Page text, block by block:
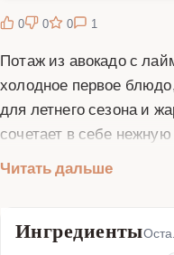
0 0 0 1
Потаж из авокадо с
холодное первое
для летнего сезона и
сочетает в себе нежную
свежестью кинзы.
имеет свой
Читать дальше
Ингредиенты